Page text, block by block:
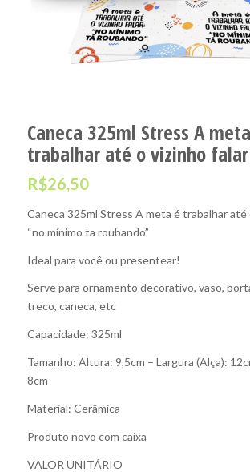
Caneca 325ml Stress A
trabalhar até o vizinho falar
R$26,50
Caneca 325ml Stress A meta é trabalhar até
“no mínimo ta roubando”
Ideal para você ou presentear!
Serve para ornamento decorativo, vaso,
treco, caneca, etc
Capacidade: 325ml
Tamanho: Altura: 9,5cm – Largura (Alça):
8cm
Material: Cerâmica
Produto novo com caixa
VALOR UNITÁRIO